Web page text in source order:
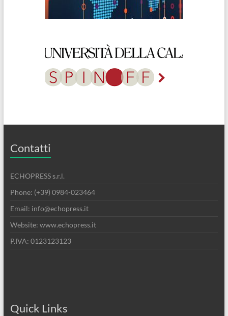
Contatti
ECHOPRESS s.r.l.
Phone: (+39) 0984-023464
Email: info@echopress.it
Website: www.echopress.it
P.IVA: 0123123123
Quick Links